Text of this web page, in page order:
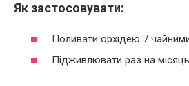
Як застосовувати:
Поливати орхідею 7
Підживлювати раз на